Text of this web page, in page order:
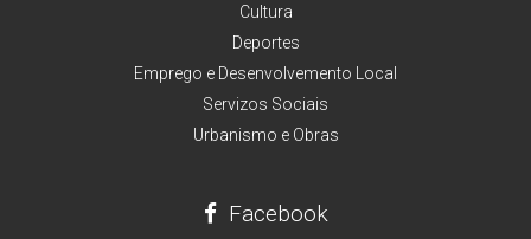
Cultura
Deportes
Emprego e Desenvolvemento Local
Servizos Sociais
Urbanismo e Obras
Facebook